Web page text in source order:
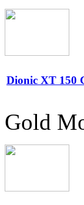
Dionic XT 150
Gold